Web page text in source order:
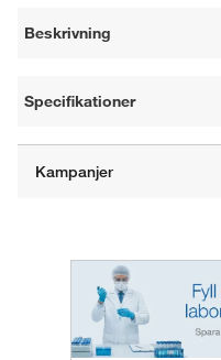
Beskrivning
Specifikationer